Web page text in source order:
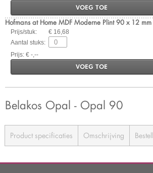
VOEG TOE
Hofmans at Home MDF Moderne Plint 90 x 12 mm
Prijs/stuk:
€ 16,68
Aantal stuks:
Prijs: € -,--
VOEG TOE
Belakos Opal - Opal 90
Product specificaties Omschrijving